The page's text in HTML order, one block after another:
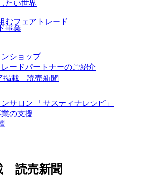
たい世界
むフェアトレード
事業
ショップ
ードパートナーのご紹介
サロン 「サスティナレシピ」
の支援
掲載 読売新聞
読売新聞